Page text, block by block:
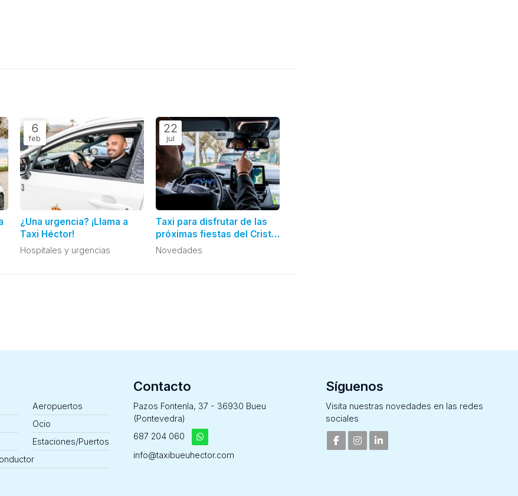
6
feb
¿Una urgencia? ¡Llama a
Taxi Héctor!
Hospitales y urgencias
22
jul
Taxi para disfrutar de las
próximas fiestas del Cristo
de Cangas: evita colas y
Novedades
Aeropuertos
Ocio
Estaciones/Puertos
Contacto
Pazos Fontenla, 37 - 36930 Bueu
(Pontevedra)
687 204 060
info@taxibueuhector.com
Síguenos
Visita nuestras novedades en las redes
sociales